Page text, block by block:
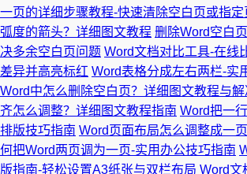
一页的详细步骤教程-快速清除空白页或指定
弧度的箭头？详细图文教程 删除Word空白
决多余空白页问题 Word文档对比工具-在线
差异并高亮标红 Word表格分成左右两栏-实
Word中怎么删除空白页？详细图文教程与解
齐怎么调整？详细图文教程指南 Word把一
排版技巧指南 Word页面布局怎么调整成一
何把Word两页调为一页-实用办公技巧指南
版指南-轻松设置A3纸张与双栏布局 Word文